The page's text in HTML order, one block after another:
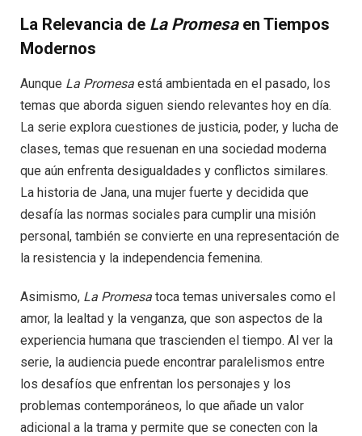
La Relevancia de La Promesaen Tiempos
Modernos
Aunque La Promesa está ambientada en el pasado, los
temas que aborda siguen siendo relevantes hoy en día.
La serie explora cuestiones de justicia, poder, y lucha de
clases, temas que resuenan en una sociedad moderna
que aún enfrenta desigualdades y conflictos similares.
La historia de Jana, una mujer fuerte y decidida que
desafía las normas sociales para cumplir una misión
personal, también se convierte en una representación de
la resistencia y la independencia femenina.
Asimismo, La Promesa toca temas universales como el
amor, la lealtad y la venganza, que son aspectos de la
experiencia humana que trascienden el tiempo. Al ver la
serie, la audiencia puede encontrar paralelismos entre
los desafíos que enfrentan los personajes y los
problemas contemporáneos, lo que añade un valor
adicional a la trama y permite que se conecten con la